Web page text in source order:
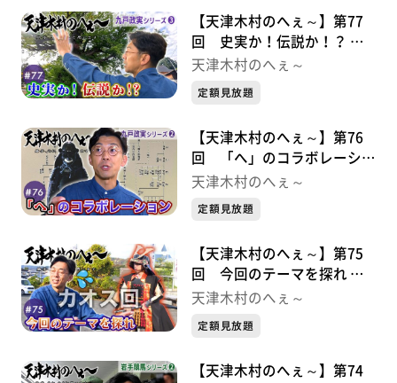
【天津木村のへぇ～】第77
回 史実か！伝説か！？ 九
戸政実シリーズ➂
天津木村のへぇ～
定額見放題
【天津木村のへぇ～】第76
回 「へ」のコラボレーショ
ン 九戸政実シリーズ②
天津木村のへぇ～
定額見放題
【天津木村のへぇ～】第75
回 今回のテーマを探れ 九
戸政実シリーズ➀
天津木村のへぇ～
定額見放題
【天津木村のへぇ～】第74